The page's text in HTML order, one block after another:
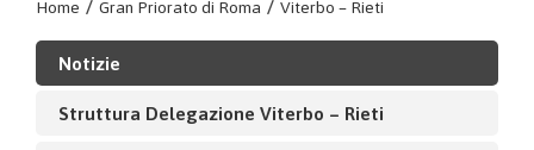
Home / Gran Priorato di Roma / Viterbo – Rieti
Notizie
Struttura Delegazione Viterbo – Rieti